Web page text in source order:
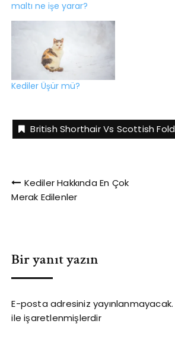
maltı ne işe yarar?
Kediler Üşür mü?
British Shorthair Vs Scottish Fold
Yazı
gezinmesi
Kediler Hakkında En Çok
Merak Edilenler
Bir yanıt yazın
E-posta adresiniz yayınlanmayacak.
ile işaretlenmişlerdir